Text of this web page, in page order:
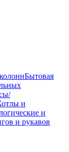
Бытовая
и
и
и рукавов